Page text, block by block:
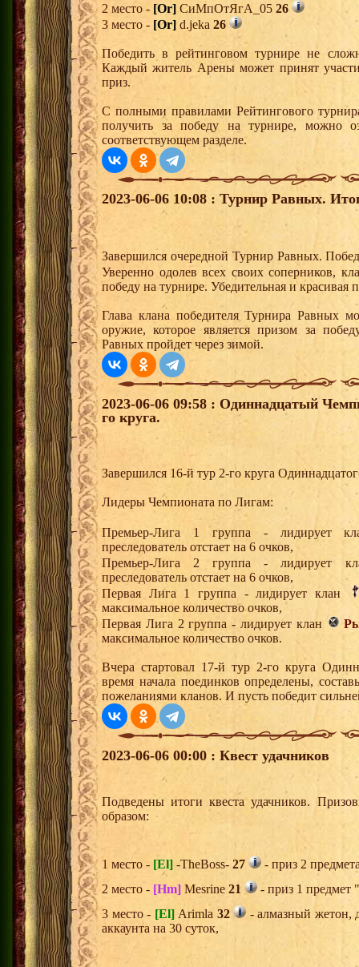
2 место - [Or] СиМпОтЯгА_05 26
3 место - [Or] d.jeka 26
Победить в рейтинговом турнире не
Каждый житель Арены может принят
приз.
С полными правилами Рейтингового
получить за победу на турнире, можно
соответствующем разделе.
2023-06-06 10:08 : Турнир Равных.
Завершился очередной Турнир Равных.
Уверенно одолев всех своих соперников,
победу на турнире. Убедительная и
Глава клана победителя Турнира Равных
оружие, которое является призом за
Равных пройдет через зимой.
2023-06-06 09:58 : Одиннадцатый
го круга.
Завершился 16-й тур 2-го круга
Лидеры Чемпионата по Лигам:
Премьер-Лига 1 группа - лидирует
преследователь отстает на 6 очков,
Премьер-Лига 2 группа - лидирует
преследователь отстает на 6 очков,
Первая Лига 1 группа - лидирует клан
максимальное количество очков,
Первая Лига 2 группа - лидирует клан
максимальное количество очков.
Вчера стартовал 17-й тур 2-го круга
время начала поединков определены,
пожеланиями кланов. И пусть победит
2023-06-06 00:00 : Квест удачников
Подведены итоги квеста удачников.
образом:
1 место - [El] -TheBoss- 27
- приз 2
2 место - [Hm] Mesrine 21
- приз 1 предмет
3 место - [El]Arimla 32
- алмазный жетон,
аккаунта на 30 суток,